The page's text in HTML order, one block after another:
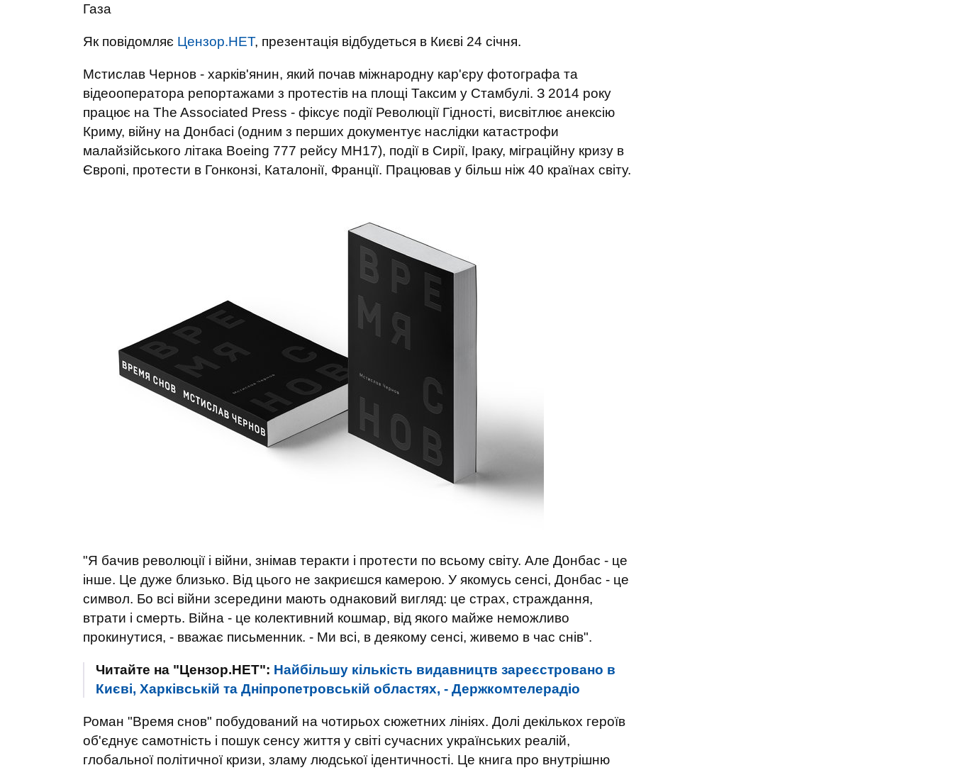
Газа
Як повідомляє Цензор.НЕТ, презентація відбудеться в Києві 24 січня.
Мстислав Чернов - харків'янин, який почав міжнародну кар'єру фотографа та
відеооператора репортажами з протестів на площі Таксим у Стамбулі. З 2014 року
працює на The Associated Press - фіксує події Революції Гідності, висвітлює анексію
Криму, війну на Донбасі (одним з перших документує наслідки катастрофи
малайзійського літака Boeing 777 рейсу MH17), події в Сирії, Іраку, міграційну кризу в
Європі, протести в Гонконзі, Каталонії, Франції. Працював у більш ніж 40 країнах світу.
"Я бачив революції і війни, знімав теракти і протести по всьому світу. Але Донбас - це
інше. Це дуже близько. Від цього не закриєшся камерою. У якомусь сенсі, Донбас - це
символ. Бо всі війни зсередини мають однаковий вигляд: це страх, страждання,
втрати і смерть. Війна - це колективний кошмар, від якого майже неможливо
прокинутися, - вважає письменник. - Ми всі, в деякому сенсі, живемо в час снів".
Читайте на "Цензор.НЕТ": Найбільшу кількість видавництв зареєстровано в
Києві, Харківській та Дніпропетровській областях, - Держкомтелерадіо
Роман "Время снов" побудований на чотирьох сюжетних лініях. Долі декількох героїв
об'єднує самотність і пошук сенсу життя у світі сучасних українських реалій,
глобальної політичної кризи, зламу людської ідентичності. Це книга про внутрішню